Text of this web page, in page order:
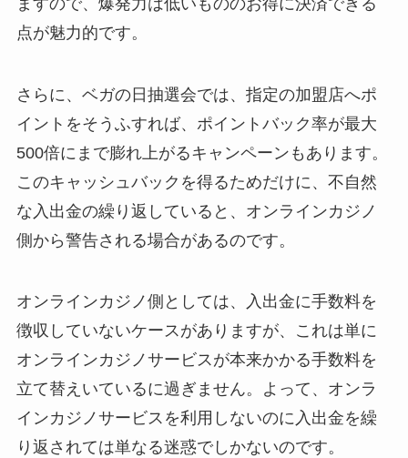
点が魅力的です。
さらに、ベガの日抽選会では、指定の加盟店へポ
イントをそうふすれば、ポイントバック率が最大
500倍にまで膨れ上がるキャンペーンもあります。
このキャッシュバックを得るためだけに、不自然
な入出金の繰り返していると、オンラインカジノ
側から警告される場合があるのです。
オンラインカジノ側としては、入出金に手数料を
徴収していないケースがありますが、これは単に
オンラインカジノサービスが本来かかる手数料を
立て替えいているに過ぎません。よって、オンラ
インカジノサービスを利用しないのに入出金を繰
り返されては単なる迷惑でしかないのです。